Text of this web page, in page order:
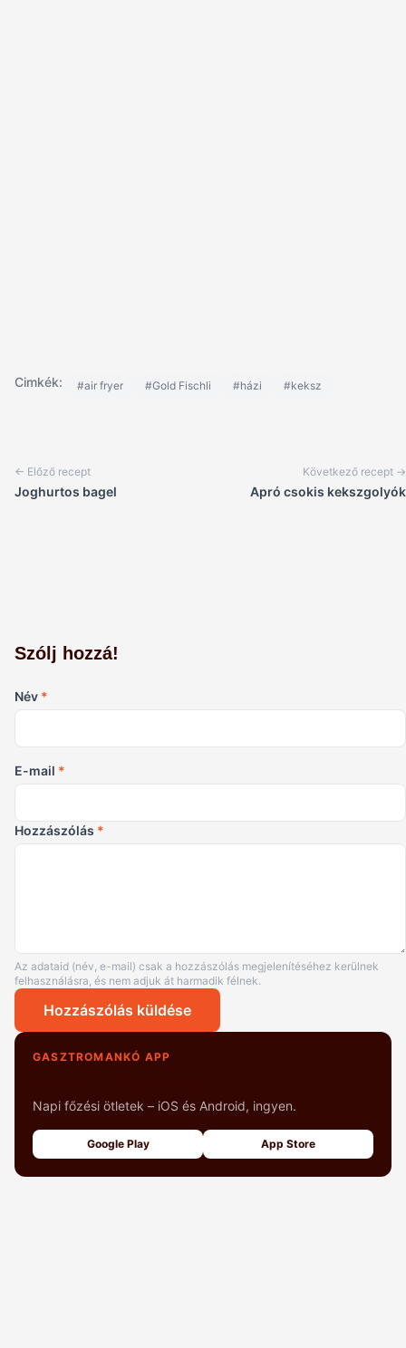
Cimkék: #air fryer #Gold Fischli #házi #keksz
← Előző recept
Joghurtos bagel
Következő recept →
Apró csokis kekszgolyók
Szólj hozzá!
Név *
E-mail *
Hozzászólás *
Az adataid (név, e-mail) csak a hozzászólás megjelenítéséhez kerülnek
felhasználásra, és nem adjuk át harmadik félnek.
Hozzászólás küldése
GASZTROMANKÓ APP
Napi főzési ötletek – iOS és Android, ingyen.
Google Play App Store